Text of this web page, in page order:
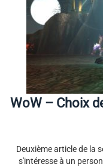
WoW – Choix
Deuxième article de la
s'intéresse à un